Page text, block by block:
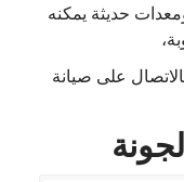
حديثة يمكنه
على صيانة